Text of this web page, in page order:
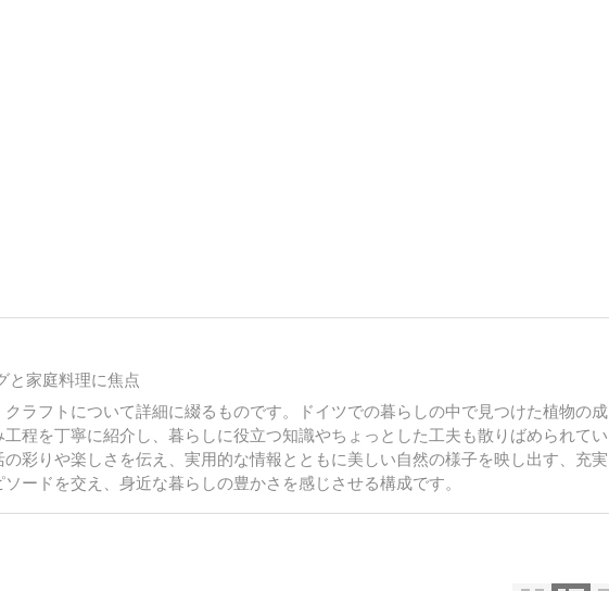
と家庭料理に焦点
ラフトについて詳細に綴るものです。ドイツでの暮らしの中で見つけた植物の成
程を丁寧に紹介し、暮らしに役立つ知識やちょっとした工夫も散りばめられてい
彩りや楽しさを伝え、実用的な情報とともに美しい自然の様子を映し出す、充実
ードを交え、身近な暮らしの豊かさを感じさせる構成です。